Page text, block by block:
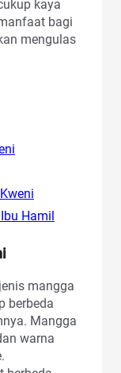
kaya
bagi
mengulas
Hamil
mangga
berbeda
Mangga
warna